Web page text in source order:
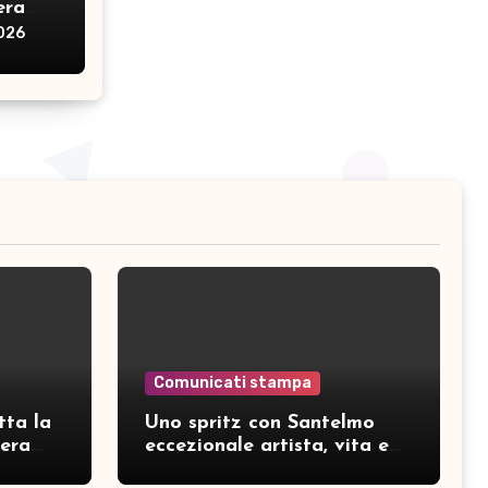
la
Comunicati stampa
Uno spritz con Santelmo
eccezionale artista, vita e